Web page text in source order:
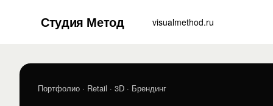
Студия Метод visualmethod.ru
Портфолио · Retail · 3D · Брендинг